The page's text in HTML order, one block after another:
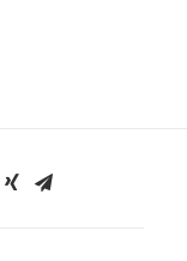
modalités